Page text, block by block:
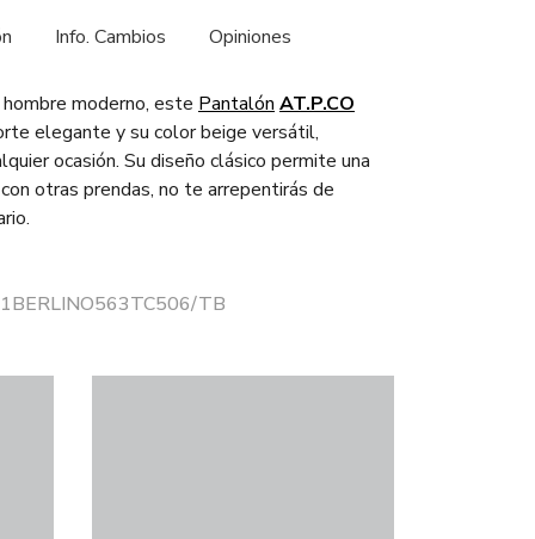
Info. Cambios Opiniones
moderno, este Pantalón AT.P.CO
elegante y su color beige versátil,
ocasión. Su diseño clásico permite una
otras prendas, no te arrepentirás de
TB